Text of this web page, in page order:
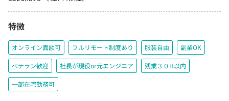
特徴
オンライン面談可 フルリモート制度あり 服装自由 副業OK
ベテラン歓迎 社長が現役or元エンジニア 残業３０H以内
一部在宅勤務可